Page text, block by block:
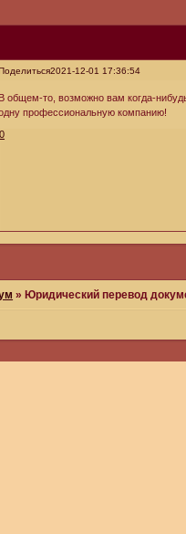
Поделиться2021-12-01 17:36:54
В общем-то, возможно вам когда-
профессиональную компанию!
0
» Юридический перевод